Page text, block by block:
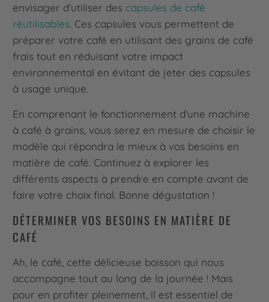
envisager d'utiliser des capsules de café
réutilisables. Ces capsules vous permettent de
préparer votre café en utilisant des grains de café
frais tout en réduisant votre impact
environnemental en évitant de jeter des capsules
à usage unique.
En comprenant le fonctionnement d'une machine
à café à grains, vous serez en mesure de choisir le
modèle qui répondra le mieux à vos besoins en
matière de café. Continuez à explorer les
différents aspects à prendre en compte avant de
faire votre choix final. Bonne dégustation !
DÉTERMINER VOS BESOINS EN MATIÈRE DE
CAFÉ
Ah, le café, cette délicieuse boisson qui nous
accompagne tout au long de la journée ! Mais
pour en profiter pleinement, il est essentiel de